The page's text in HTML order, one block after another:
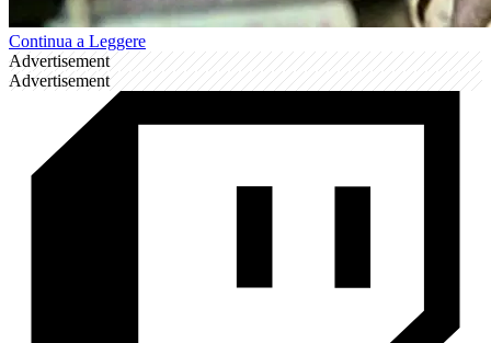
Continua a Leggere
Advertisement
Advertisement